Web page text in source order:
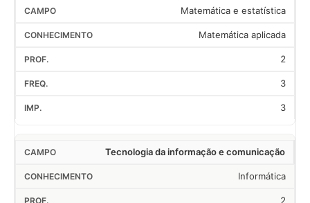
Matemática e estatística
Matemática aplicada
2
3
3
Tecnologia da informação e comunicação
Informática
2